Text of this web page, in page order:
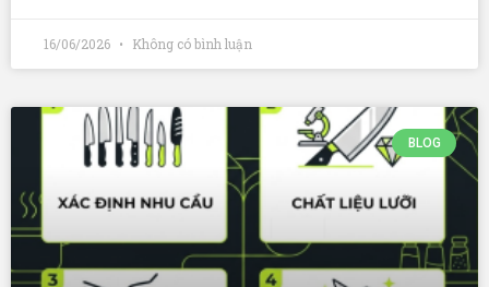
16/06/2026 Không có bình luận
BLOG